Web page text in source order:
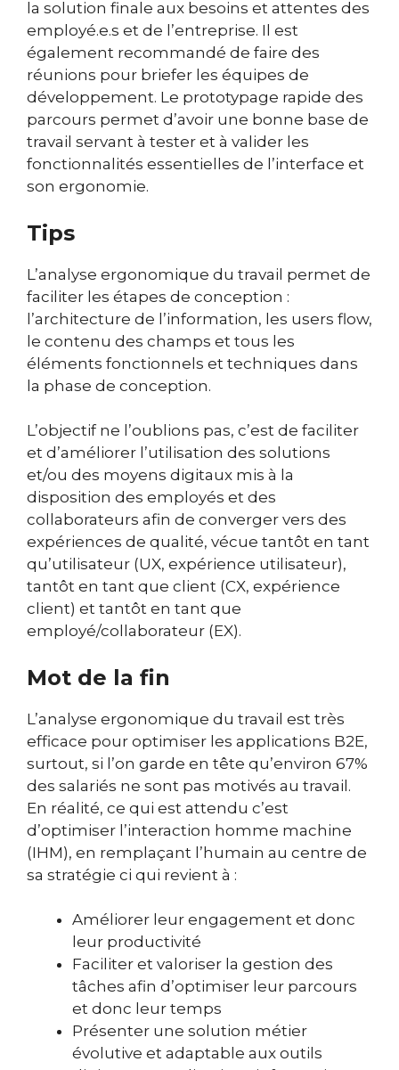
la solution finale aux besoins et attentes des
employé.e.s et de l’entreprise. Il est
également recommandé de faire des
réunions pour briefer les équipes de
développement. Le prototypage rapide des
parcours permet d’avoir une bonne base de
travail servant à tester et à valider les
fonctionnalités essentielles de l’interface et
son ergonomie.
Tips
L’analyse ergonomique du travail permet de
faciliter les étapes de conception :
l’architecture de l’information, les users flow,
le contenu des champs et tous les
éléments fonctionnels et techniques dans
la phase de conception.
L’objectif ne l’oublions pas, c’est de faciliter
et d’améliorer l’utilisation des solutions
et/ou des moyens digitaux mis à la
disposition des employés et des
collaborateurs afin de converger vers des
expériences de qualité, vécue tantôt en tant
qu’utilisateur (UX, expérience utilisateur),
tantôt en tant que client (CX, expérience
client) et tantôt en tant que
employé/collaborateur (EX).
Mot de la fin
L’analyse ergonomique du travail est très
efficace pour optimiser les applications B2E,
surtout, si l’on garde en tête qu’environ 67%
des salariés ne sont pas motivés au travail.
En réalité, ce qui est attendu c’est
d’optimiser l’interaction homme machine
(IHM), en remplaçant l’humain au centre de
sa stratégie ci qui revient à :
Améliorer leur engagement et donc
leur productivité
Faciliter et valoriser la gestion des
tâches afin d’optimiser leur parcours
et donc leur temps
Présenter une solution métier
évolutive et adaptable aux outils